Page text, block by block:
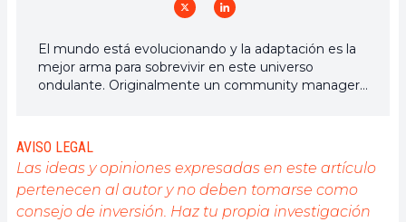
El mundo está evolucionando y la adaptación es la
mejor arma para sobrevivir en este universo
ondulante. Originalmente un community manager
blockchain y sus derivados. Para compartir mi
experiencia y promover un campo que me
apasiona, nada mejor que escribir artículos
informativos y relajados.
AVISO LEGAL
Las ideas y opiniones expresadas en este artículo
pertenecen al autor y no deben tomarse como
consejo de inversión. Haz tu propia investigación